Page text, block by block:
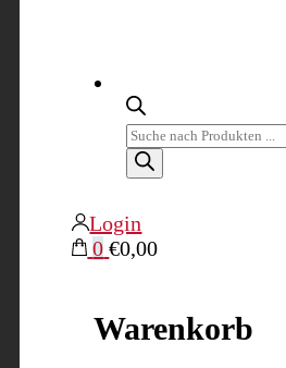
Products
search
Login
0 €0,00
Warenkorb